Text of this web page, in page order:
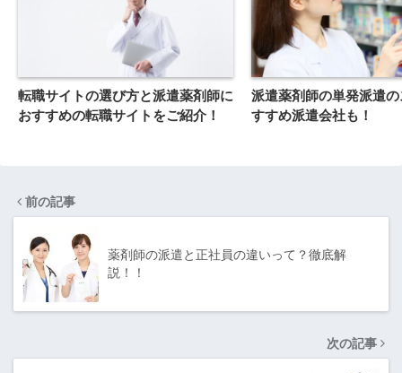
転職サイトの選び方と派遣薬剤師に
おすすめの転職サイトをご紹介！
派遣薬剤師の単発派遣
すすめ派遣会社も！
前の記事
薬剤師の派遣と正社員の違いって？徹底解
説！！
次の記事